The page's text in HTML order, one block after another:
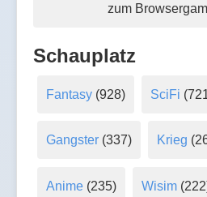
zum
Schauplatz
Fantasy(928) SciFi
Gangster(337) Krieg
Anime(235) Wisim